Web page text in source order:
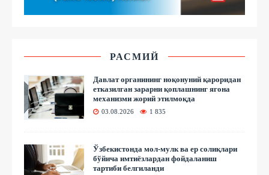
РАСМИЙ
Давлат органининг ноқонуний қароридан
етказилган зарарни қоплашнинг ягона
механизми жорий этилмоқда
03.08.2026 1 835
Ўзбекистонда мол-мулк ва ер солиқлари
бўйича имтиёзлардан фойдаланиш
тартиби белгиланди